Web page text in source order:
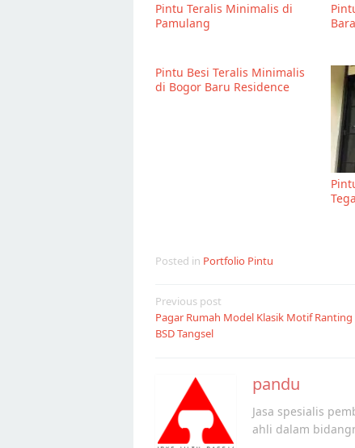
Pintu Teralis Minimalis di
Pamulang
Pintu Besi Teralis Minimalis
di Bogor Baru Residence
Posted in Portfolio Pintu
Post
navigation
Previous post
Pagar Rumah Model Klasik Motif
BSD Tangsel
pandu
Jasa spesialis
ahli dalam